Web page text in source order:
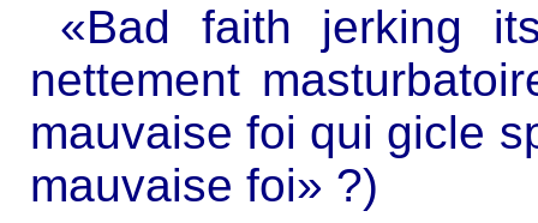
«Bad faith jerking
nettement
mauvaise foi qui gicle
mauvaise foi» ?)